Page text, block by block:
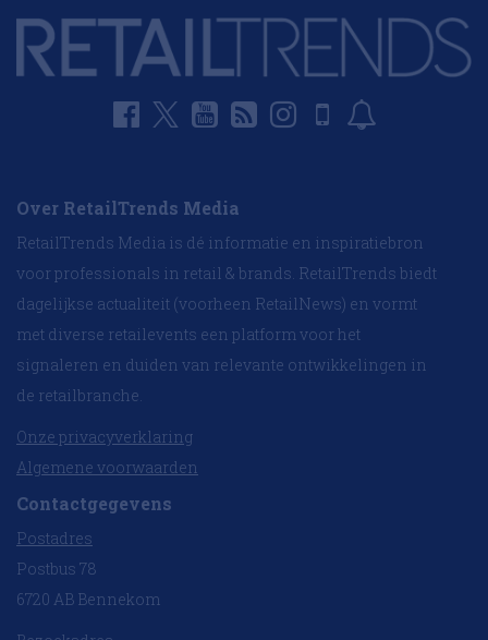
Over RetailTrends Media
RetailTrends Media is dé informatie en inspiratiebron
voor professionals in retail & brands. RetailTrends biedt
dagelijkse actualiteit (voorheen RetailNews) en vormt
met diverse retailevents een platform voor het
signaleren en duiden van relevante ontwikkelingen in
de retailbranche.
Onze privacyverklaring
Algemene voorwaarden
Contactgegevens
Postadres
Postbus 78
6720 AB Bennekom